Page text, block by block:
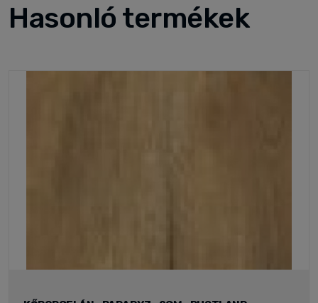
Hasonló termékek